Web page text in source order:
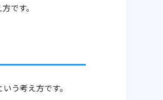
です。
いう考え方です。